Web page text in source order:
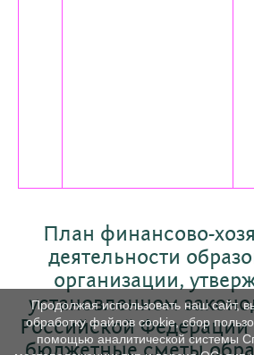
План финансово-
деятельности
организации,
установленном
Российской Федерации
Продолжая использовать наш сайт,
обработку файлов cookie, сбор
помощью аналитической системы